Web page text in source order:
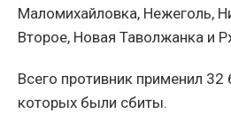
Маломихайловка, Нежеголь,
Второе, Новая Таволжанка и
Всего противник применил 32
которых были сбиты.